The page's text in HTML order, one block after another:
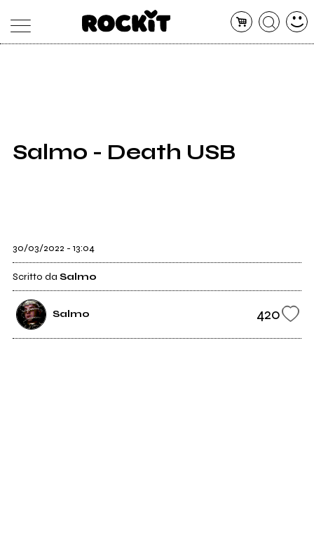
SHOP
Salmo - Death USB
30/03/2022 - 13:04
Scritto da Salmo
Salmo 420